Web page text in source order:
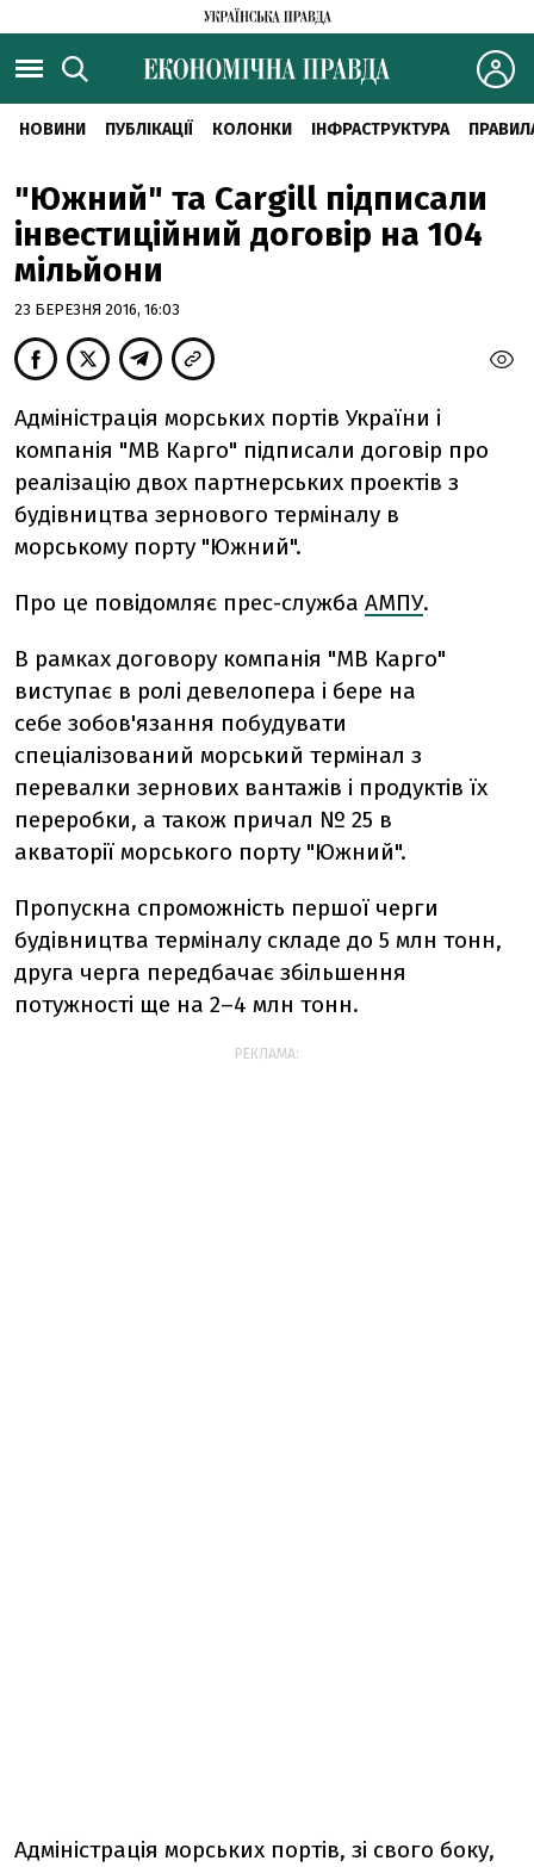
НОВИНИ ПУБЛІКАЦІЇ КОЛОНКИ ІНФРАСТРУКТУРА
"Южний" та Cargill підписали
інвестиційний договір на 104
мільйони
23 БЕРЕЗНЯ 2016, 16:03
Адміністрація морських портів України і
компанія "МВ Карго" підписали договір про
реалізацію двох партнерських проектів з
будівництва зернового терміналу в
морському порту "Южний".
Про це повідомляє прес-служба АМПУ.
В рамках договору компанія "МВ Карго"
виступає в ролі девелопера і бере на
себе зобов'язання побудувати
спеціалізований морський термінал з
перевалки зернових вантажів і продуктів їх
переробки, а також причал № 25 в
акваторії морського порту "Южний".
Пропускна спроможність першої черги
будівництва терміналу складе до 5 млн тонн,
друга черга передбачає збільшення
потужності ще на 2–4 млн тонн.
РЕКЛАМА:
Адміністрація морських портів, зі свого боку,